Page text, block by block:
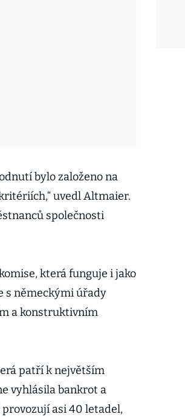
bylo založeno na
uvedl Altmaier.
společnosti
která funguje i jako
s německými úřady
a konstruktivním
patří k největším
vyhlásila bankrot a
asi 40 letadel,